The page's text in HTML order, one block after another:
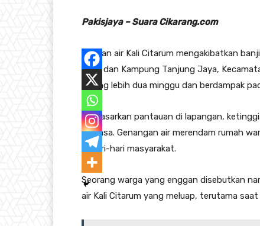
Pakisjaya – Suara Cikarang.com
Luapan air Kali Citarum mengakibatkan
Jaya dan Kampung Tanjung Jaya,
kurang lebih dua minggu dan berdampak
Berdasarkan pantauan di lapangan,
dewasa. Genangan air merendam rumah
sehari-hari masyarakat.
Seorang warga yang enggan disebutkan
air Kali Citarum yang meluap, terutama